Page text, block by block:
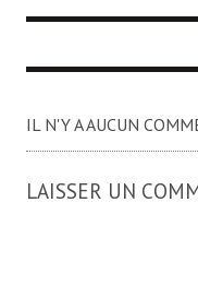
IL N'Y A AUCUN
LAISSER UN